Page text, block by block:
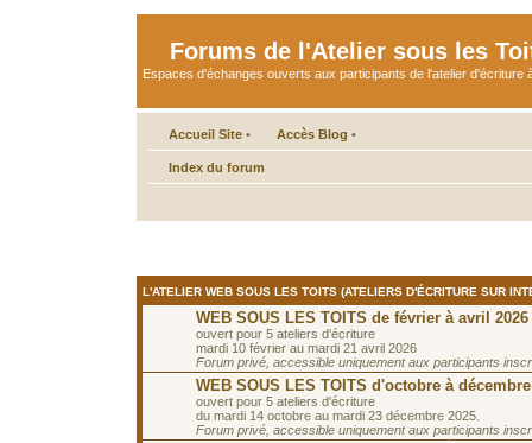
Forums de l'Atelier sous les
Espaces d'échanges ouverts aux participants de l'atelier d'écriture
Accueil Site • Accès Blog •
Index du forum
L'ATELIER WEB SOUS LES TOITS (ATELIERS D'ÉCRITURE SUR
WEB SOUS LES TOITS de février à avril 2026
ouvert pour 5 ateliers d'écriture
mardi 10 février au mardi 21 avril 2026
Forum privé, accessible uniquement aux participants
WEB SOUS LES TOITS d'octobre à décembre
ouvert pour 5 ateliers d'écriture
du mardi 14 octobre au mardi 23 décembre 2025.
Forum privé, accessible uniquement aux participants